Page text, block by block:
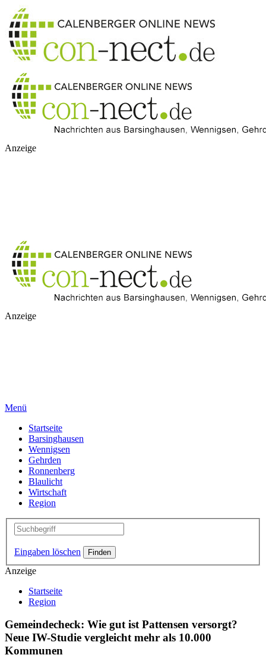
Anzeige
Anzeige
Menü
Startseite
Barsinghausen
Wennigsen
Gehrden
Ronnenberg
Blaulicht
Wirtschaft
Region
Eingaben löschen
Anzeige
Startseite
Region
Gemeindecheck: Wie gut ist Pattensen versorgt?
Neue IW-Studie vergleicht mehr als 10.000
Kommunen